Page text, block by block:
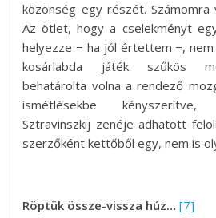
közönség egy részét. Számomra
Az ötlet, hogy a cselekményt
helyezze − ha jól értettem −,
kosárlabda játék szűkös
behatárolta volna a rendező
ismétlésekbe
Sztravinszkij zenéje adhatott
szerzőként kettőből egy, nem is
Röptük össze-vissza húz…[7]